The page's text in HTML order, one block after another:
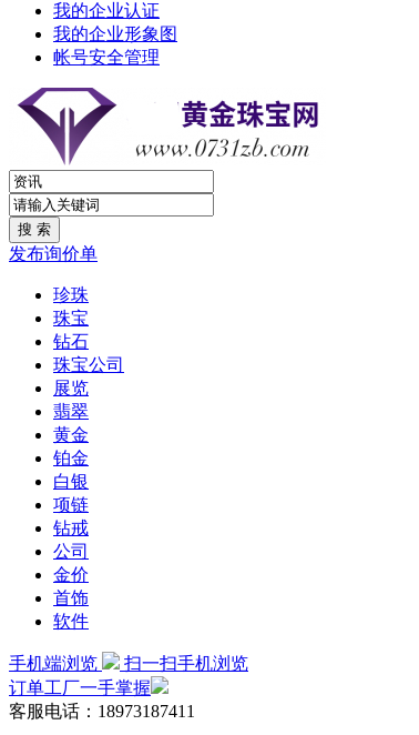
我的企业认证
我的企业形象图
帐号安全管理
发布询价单
珍珠
珠宝
钻石
珠宝公司
展览
翡翠
黄金
铂金
白银
项链
钻戒
公司
金价
首饰
软件
手机端浏览
扫一扫手机浏览
订单工厂一手掌握
客服电话：18973187411